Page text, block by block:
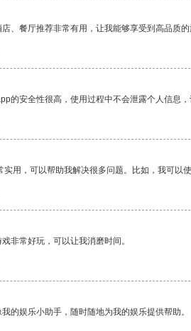
、餐厅推荐非常有用，让我能够享受到高品质的
的安全性很高，使用过程中不会泄露个人信息，
实用，可以帮助我解决很多问题。比如，我可以
非常好玩，可以让我消磨时间。
的娱乐小助手，随时随地为我的娱乐提供帮助。